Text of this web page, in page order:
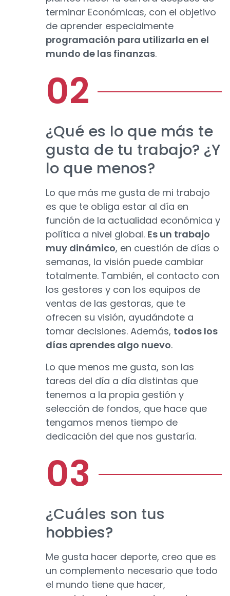
terminar Económicas, con el objetivo
de aprender especialmente
programación para utilizarla en el
mundo de las finanzas.
¿Qué es lo que más te
gusta de tu trabajo? ¿Y
lo que menos?
Lo que más me gusta de mi trabajo
es que te obliga estar al día en
función de la actualidad económica y
política a nivel global. Es un trabajo
muy dinámico, en cuestión de días o
semanas, la visión puede cambiar
totalmente. También, el contacto con
los gestores y con los equipos de
ventas de las gestoras, que te
ofrecen su visión, ayudándote a
tomar decisiones. Además, todos los
días aprendes algo nuevo.
Lo que menos me gusta, son las
tareas del día a día distintas que
tenemos a la propia gestión y
selección de fondos, que hace que
tengamos menos tiempo de
dedicación del que nos gustaría.
¿Cuáles son tus
hobbies?
Me gusta hacer deporte, creo que es
un complemento necesario que todo
el mundo tiene que hacer,